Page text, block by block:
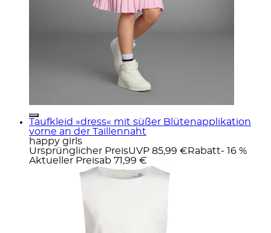
Taufkleid »dress« mit süßer Blütenapplikation
vorne an der Taillennaht
happy girls
Ursprünglicher PreisUVP 85,99 € Rabatt- 16 %
Aktueller Preisab 71,99 €